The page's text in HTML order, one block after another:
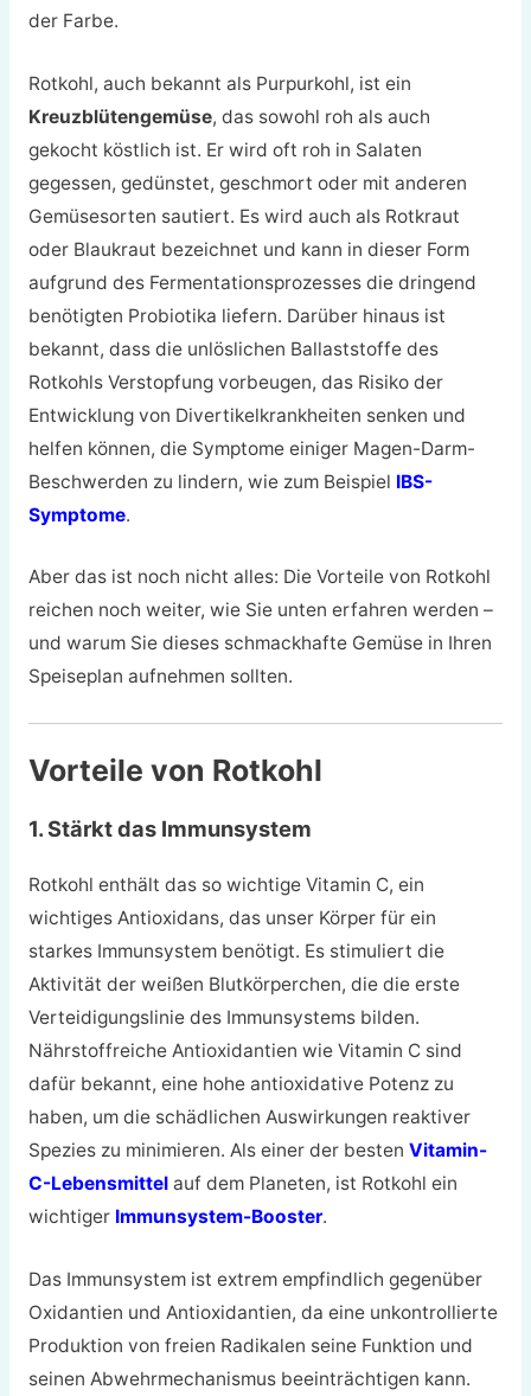
der Farbe.
Rotkohl, auch bekannt als Purpurkohl, ist ein
Kreuzblütengemüse, das sowohl roh als auch
gekocht köstlich ist. Er wird oft roh in Salaten
gegessen, gedünstet, geschmort oder mit anderen
Gemüsesorten sautiert. Es wird auch als Rotkraut
oder Blaukraut bezeichnet und kann in dieser Form
aufgrund des Fermentationsprozesses die dringend
benötigten Probiotika liefern. Darüber hinaus ist
bekannt, dass die unlöslichen Ballaststoffe des
Rotkohls Verstopfung vorbeugen, das Risiko der
Entwicklung von Divertikelkrankheiten senken und
helfen können, die Symptome einiger Magen-Darm-
Beschwerden zu lindern, wie zum Beispiel IBS-
Symptome.
Aber das ist noch nicht alles: Die Vorteile von Rotkohl
reichen noch weiter, wie Sie unten erfahren werden –
und warum Sie dieses schmackhafte Gemüse in Ihren
Speiseplan aufnehmen sollten.
Vorteile von Rotkohl
1. Stärkt das Immunsystem
Rotkohl enthält das so wichtige Vitamin C, ein
wichtiges Antioxidans, das unser Körper für ein
starkes Immunsystem benötigt. Es stimuliert die
Aktivität der weißen Blutkörperchen, die die erste
Verteidigungslinie des Immunsystems bilden.
Nährstoffreiche Antioxidantien wie Vitamin C sind
dafür bekannt, eine hohe antioxidative Potenz zu
haben, um die schädlichen Auswirkungen reaktiver
Spezies zu minimieren. Als einer der besten Vitamin-
C-Lebensmittelauf dem Planeten, ist Rotkohl ein
wichtiger Immunsystem-Booster.
Das Immunsystem ist extrem empfindlich gegenüber
Oxidantien und Antioxidantien, da eine unkontrollierte
Produktion von freien Radikalen seine Funktion und
seinen Abwehrmechanismus beeinträchtigen kann.